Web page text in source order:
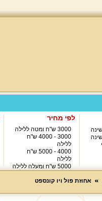
לפי מחיר
3000 ש"ח ומטה ללילה
3000 - 4000 ש"ח
ללילה
4000 - 5000 ש"ח
ללילה
5000 ש"ח ומעלה ללילה
אחוזת פול ויו קונספט